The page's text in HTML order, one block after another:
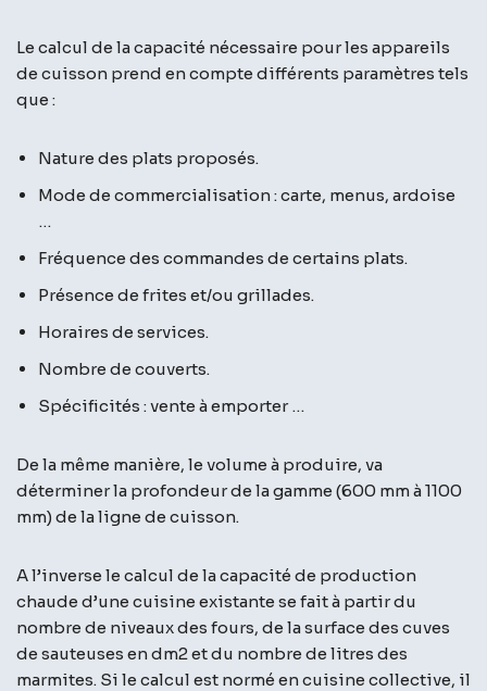
Le calcul de la capacité nécessaire pour les appareils
de cuisson prend en compte différents paramètres tels
que :
Nature des plats proposés.
Mode de commercialisation : carte, menus, ardoise
…
Fréquence des commandes de certains plats.
Présence de frites et/ou grillades.
Horaires de services.
Nombre de couverts.
Spécificités : vente à emporter …
De la même manière, le volume à produire, va
déterminer la profondeur de la gamme (600 mm à 1100
mm) de la ligne de cuisson.
A l’inverse le calcul de la capacité de production
chaude d’une cuisine existante se fait à partir du
nombre de niveaux des fours, de la surface des cuves
de sauteuses en dm2 et du nombre de litres des
marmites. Si le calcul est normé en cuisine collective, il